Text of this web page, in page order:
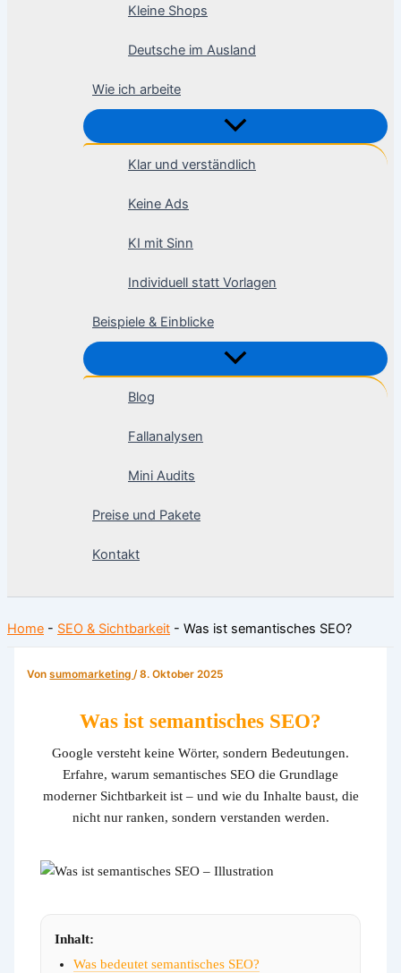
Kleine Shops
Deutsche im Ausland
Wie ich arbeite
Klar und verständlich
Keine Ads
KI mit Sinn
Individuell statt Vorlagen
Beispiele & Einblicke
Blog
Fallanalysen
Mini Audits
Preise und Pakete
Kontakt
Home - SEO & Sichtbarkeit - Was ist semantisches SEO?
Vonsumomarketing /8. Oktober 2025
Was ist semantisches SEO?
Google versteht keine Wörter, sondern Bedeutungen.
Erfahre, warum semantisches SEO die Grundlage
moderner Sichtbarkeit ist – und wie du Inhalte baust, die
nicht nur ranken, sondern verstanden werden.
Inhalt:
Was bedeutet semantisches SEO?